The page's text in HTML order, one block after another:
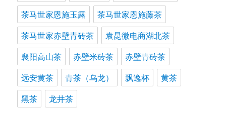
茶马世家恩施玉露
茶马世家恩施藤茶
茶马世家赤壁青砖茶
袁昆微电商湖北茶
襄阳高山茶
赤壁米砖茶
赤壁青砖茶
远安黄茶
青茶（乌龙） 飘逸杯
黄茶
黑茶
龙井茶